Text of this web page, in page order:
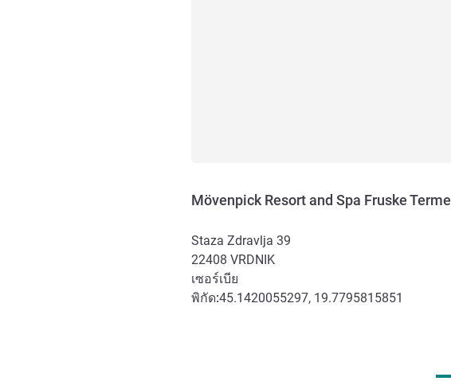
Mövenpick Resort and Spa Fruske Terme
Staza Zdravlja 39
22408 VRDNIK
เซอร์เบีย
พิกัด:45.1420055297, 19.7795815851